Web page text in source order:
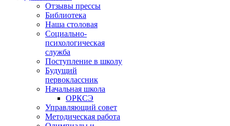
Отзывы прессы
Библиотека
Наша столовая
Социально-
психологическая
служба
Поступление в школу
Будущий
первоклассник
Начальная школа
ОРКСЭ
Управляющий совет
Методическая работа